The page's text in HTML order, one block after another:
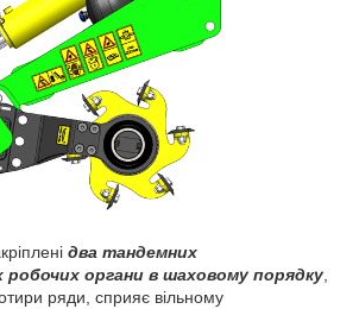
два тандемних
робочих органи в шаховому порядку
ряди, сприяє вільному